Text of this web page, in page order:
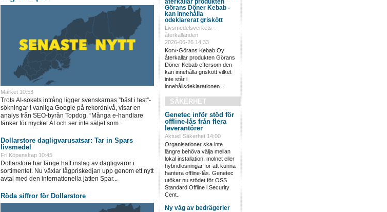
Market 10:53
Trots AI-sökets intrång ligger svenskarnas ”bäst i test”-
sökningar i vanliga Google på rekordnivå, visar en
analys från SEO-byrån Topdog. ”Många e-handlare
tänker för mycket AI och ser inte säljet som..
Dollarstore dagligvarusatsar: Tar in Spars
livsmedel
Fri Köpenskap 10:45
Dollarstore har länge haft inslag av dagligvaror i
sortimentet. Nu växlar lågpriskedjan upp genom ett nytt
avtal med den internationella jätten Spar...
Röda siffror för Dollarstore
återkallar produkten
Görans Döner Kebab -
kan innehålla
odeklarerat griskött
Livsmedelsverkets -
återkallanden
2026-06-26 14:33
Korv-Görans Kebab Oy
återkallar produkten Görans
Döner Kebab eftersom den
kan innehålla griskött vilket
inte står i
innehållsdeklarationen...
SÄKERHET
Genetec inför stöd för
offline-lås från flera
leverantörer
Aktuell Säkerhet 14:00
Organisationer ska inte
längre behöva välja mellan
lokal installation, molnet eller
hybridlösningar för att kunna
hantera offline-lås. Genetec
utökar nu stödet för OSS
Standard Offline i Security
Cent..
Ny våg av bedrägerier